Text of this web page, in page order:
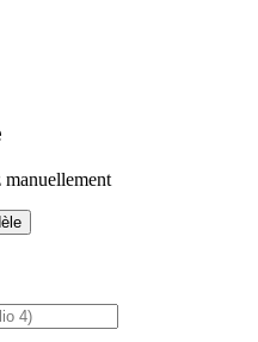
manuellement